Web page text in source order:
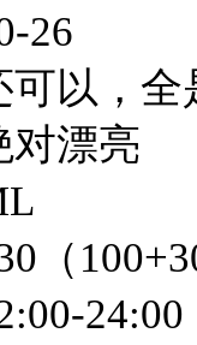
26
以，全
对漂亮
（
24:00